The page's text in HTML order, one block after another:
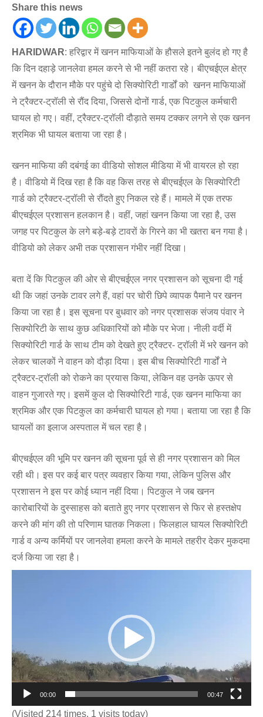
Share this news
HARIDWAR: हरिद्वार में खनन माफियाओं के हौसले इतने बुलंद हो गए है
कि दिन दहाड़े जानलेवा हमल करने से भी नहीं कतरा रहे। बीएचईएल क्षेत्र
में खनन के दौरान मौके पर पहुंचे दो सिक्योरिटी गार्डों को खनन माफियाओं
ने ट्रैक्टर-ट्रॉली से रौंद दिया, जिससे दोनों गार्ड, एक पिटकुल कर्मचारी
घायल हो गए। वहीं, ट्रैक्टर-ट्रॉली दौड़ाते समय टक्कर लगने से एक खनन
श्रमिक भी घायल बताया जा रहा है।
खनन माफिया की दबंगई का वीडियो सोशल मीडिया में भी वायरल हो रहा
है। वीडियो में दिख रहा है कि वह किस तरह से बीएचईएल के सिक्योरिटी
गार्ड को ट्रैक्टर-ट्रॉली से रौंदते हुए निकल रहे हैं। मामले में एक तरफ
बीएचईएल प्रशासन हलकान है। वहीं, जहां खनन किया जा रहा है, उस
जगह पर पिटकुल के लगे बड़े-बड़े टावरों के गिरने का भी खतरा बन गया है।
वीडियो को लेकर अभी तक प्रशासन गंभीर नहीं दिखा।
बता दें कि पिटकुल की ओर से बीएचईएल नगर प्रशासन को सूचना दी गई
थी कि जहां उनके टावर लगे हैं, वहां पर चोरी छिपे व्यापक पैमाने पर खनन
किया जा रहा है। इस सूचना पर बुधवार को नगर प्रशासक संजय पंवार ने
सिक्योरिटी के साथ कुछ अधिकारियों को मौके पर भेजा। नीली वर्दी में
सिक्योरिटी गार्ड के साथ टीम को देखते हुए ट्रैक्टर- ट्रॉली में भरे खनन को
लेकर चालकों ने वाहन को दौड़ा दिया। इस बीच सिक्योरिटी गार्डों ने
ट्रैक्टर-ट्रॉली को रोकने का प्रयास किया, लेकिन वह उनके ऊपर से
वाहन गुजारते गए। इसमें कुल दो सिक्योरिटी गार्ड, एक खनन माफिया का
श्रमिक और एक पिटकुल का कर्मचारी घायल हो गया। बताया जा रहा है कि
घायलों का इलाज अस्पताल में चल रहा है।
बीएचईएल की भूमि पर खनन की सूचना पूर्व से ही नगर प्रशासन को मिल
रही थी। इस पर कई बार पत्र व्यवहार किया गया, लेकिन पुलिस और
प्रशासन ने इस पर कोई ध्यान नहीं दिया। पिटकुल ने जब खनन
कारोबारियों के दुस्साहस को बताते हुए नगर प्रशासन से फिर से हस्तक्षेप
करने की मांग की तो परिणाम घातक निकला। फिलहाल घायल सिक्योरिटी
गार्ड व अन्य कर्मियों पर जानलेवा हमला करने के मामले तहरीर देकर मुकदमा
दर्ज किया जा रहा है।
00:00 00:47
(Visited 214 times, 1 visits today)